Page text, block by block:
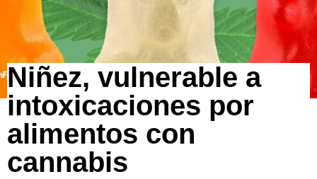
Niñez, vulnerable a
intoxicaciones por
alimentos con
cannabis